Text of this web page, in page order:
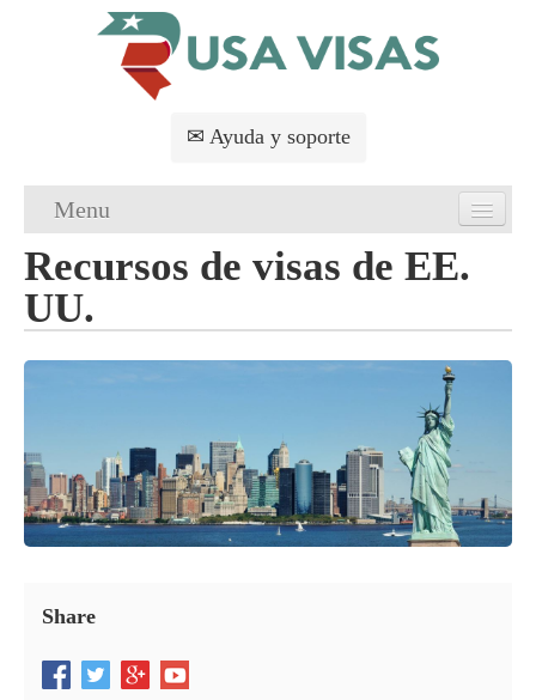
✉ Ayuda y soporte
Menu
Principal
Solicitud de visas de EE. UU.
Servicios
Recursos
Recursos de visas de EE.
UU.
Share